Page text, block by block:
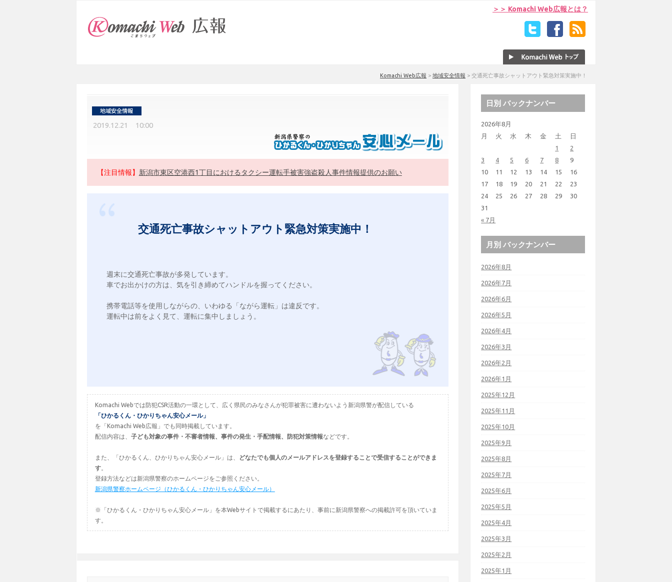
＞＞ Komachi Web広報とは？
Komachi Web広報 > 地域安全情報 > 交通死亡事故シャットアウト緊急対策実施中！
2019.12.21 10:00
【注目情報】 新潟市東区空港西1丁目におけるタクシー運転手被害強盗殺人事件情報提供のお願い
交通死亡事故シャットアウト緊急対策実施中！
週末に交通死亡事故が多発しています。
車でお出かけの方は、気を引き締めてハンドルを握ってください。
携帯電話等を使用しながらの、いわゆる「ながら運転」は違反です。
運転中は前をよく見て、運転に集中しましょう。
Komachi Webでは防犯CSR活動の一環として、広く県民のみなさんが犯罪被害に遭わないよう新潟県警が配信している
「ひかるくん・ひかりちゃん安心メール」
を「Komachi Web広報」でも同時掲載しています。
配信内容は、 子ども対象の事件・不審者情報、事件の発生・手配情報、防犯対策情報などです。
また、「ひかるくん、ひかりちゃん安心メール」は、
どなたでも個人のメールアドレスを登録することで受信することができま
す。
登録方法などは新潟県警察のホームページをご参照ください。
新潟県警察ホームページ（ひかるくん・ひかりちゃん安心メール）
※「ひかるくん・ひかりちゃん安心メール」を本Webサイトで掲載するにあたり、事前に新潟県警察への掲載許可を頂いていま
す。
日別 バックナンバー
2026年8月
月
火 水 木 金 土 日
« 7月
1
2
3
4 5 6 7 8
9
10
11 12 13 14 15
16
17
18 19 20 21 22
23
24
25 26 27 28 29
30
31
月別 バックナンバー
2026年8月
2026年7月
2026年6月
2026年5月
2026年4月
2026年3月
2026年2月
2026年1月
2025年12月
2025年11月
2025年10月
2025年9月
2025年8月
2025年7月
2025年6月
2025年5月
2025年4月
2025年3月
2025年2月
2025年1月